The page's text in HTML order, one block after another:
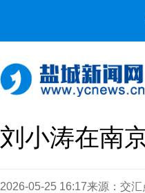
刘小涛在南
2026-05-25 16:17来源：交汇